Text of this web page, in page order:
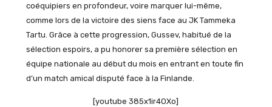
coéquipiers en profondeur, voire marquer lui-même,
comme lors de la victoire des siens face au JK Tammeka
Tartu. Grâce à cette progression, Gussev, habitué de la
sélection espoirs, a pu honorer sa première sélection en
équipe nationale au début du mois en entrant en toute fin
d’un match amical disputé face à la Finlande.
[youtube 385x1ir4OXo]